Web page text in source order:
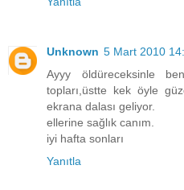
Unknown 5 Mart 2010
Ayyy öldüreceksinle
topları,üstte kek öyle
ekrana dalası geliyor.
ellerine sağlık canım.
iyi hafta sonları
Yanıtla